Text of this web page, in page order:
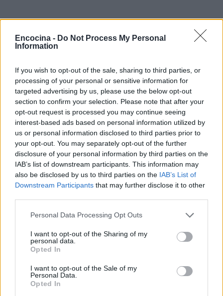
Encocina - Do Not Process My Personal
Information
If you wish to opt-out of the sale, sharing to third parties, or
processing of your personal or sensitive information for
targeted advertising by us, please use the below opt-out
section to confirm your selection. Please note that after your
opt-out request is processed you may continue seeing
interest-based ads based on personal information utilized by
us or personal information disclosed to third parties prior to
your opt-out. You may separately opt-out of the further
disclosure of your personal information by third parties on the
IAB’s list of downstream participants. This information may
also be disclosed by us to third parties on the IAB’s List of
Downstream Participants that may further disclose it to other
Please note that this website/app uses one or more Google
not limited to your visit or usage behaviour. You may click to
grant or deny consent to Google and its third-party tags to
use your data for below specified purposes in below Google
consent section.
Personal Data Processing Opt Outs
I want to opt-out of the Sharing of my
personal data.
Opted In
I want to opt-out of the Sale of my
Personal Data.
Opted In
Sigue leyendo
RECETAS
Plan de comidas semanal con recetas rápidas y
económicas
RECETAS